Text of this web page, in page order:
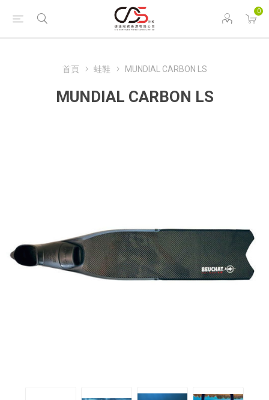
0
首頁 蛙鞋 MUNDIAL CARBON LS
MUNDIAL CARBON LS